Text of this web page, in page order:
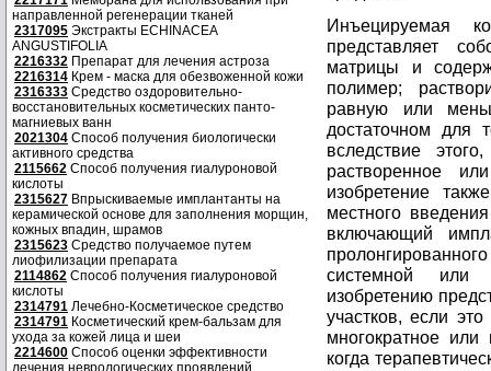
направленной регенерации тканей
2317095 Экстракты ECHINACEA
ANGUSTIFOLIA
2216332 Препарат для лечения астроза
2216314 Крем - маска для обезвоженной кожи
2316333 Средство оздоровительно-
восстановительных косметических панто-
магниевых ванн
2021304 Способ получения биологически
активного средства
2115662 Способ получения гиалуроновой
кислоты
2315627 Впрыскиваемые имплантанты на
керамической основе для заполнения морщин,
кожных впадин, шрамов
2315623 Средство получаемое путем
лиофилизации препарата
2114862 Способ получения гиалуроновой
кислоты
2314791 Лечебно-Косметическое средство
2314791 Косметический крем-бальзам для
ухода за кожей лица и шеи
2214600 Способ оценки эффективности
лечения неврологических проявлений
Инъецируемая
представляет
матрицы и
полимер;
равную или
достаточном для
вследствие
растворенное
изобретение
местного
включающий
системной или
изобретению
участков, если
многократное
когда